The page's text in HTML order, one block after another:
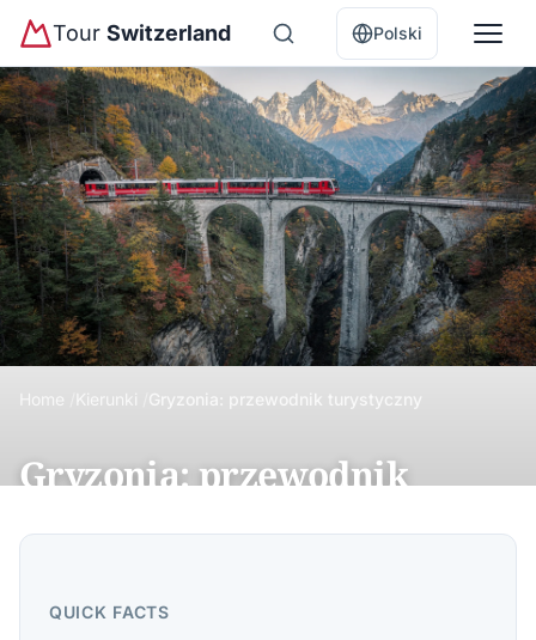
Tour Switzerland Polski
Home Kierunki Gryzonia: przewodnik turystyczny
Gryzonia: przewodnik
turystyczny
Moritz, Davos, Glacier Express i Bernina Express, Chur
QUICK FACTS